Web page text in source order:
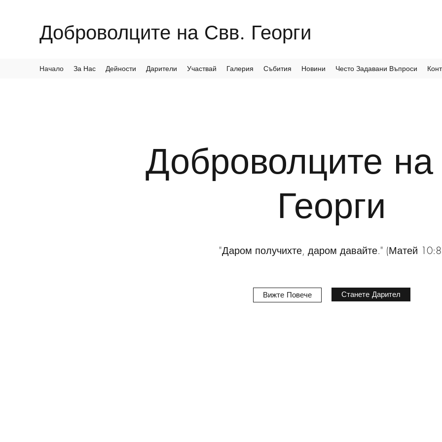
Доброволците на Свв. Георги
Начало За Нас Дейности Дарители Участвай Галерия Събития Новини Често Задавани Въпроси
Доброволците
Георги
"Даром получихте, даром давайте." (Матей
Вижте Повече Станете Дарител